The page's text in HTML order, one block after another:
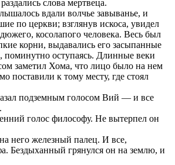
слова мертвеца.
вдали волчье завыванье, и
по церкви; взглянув искоса, увидел
косолапого человека. Весь был
корни, выдавались его засыпанные
оступаясь. Длинные веки
заметил Хома, что лицо было на нем
поставили к тому месту, где стоял
подземным голосом Вий — и все
голос философу. Не вытерпел он
него железный палец. И все,
Бездыханный грянулся он на землю, и